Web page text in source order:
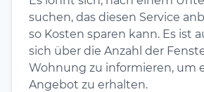
suchen, das diesen Service
so Kosten sparen kann. Es ist
sich über die Anzahl der
Wohnung zu informieren, um
Angebot zu erhalten.